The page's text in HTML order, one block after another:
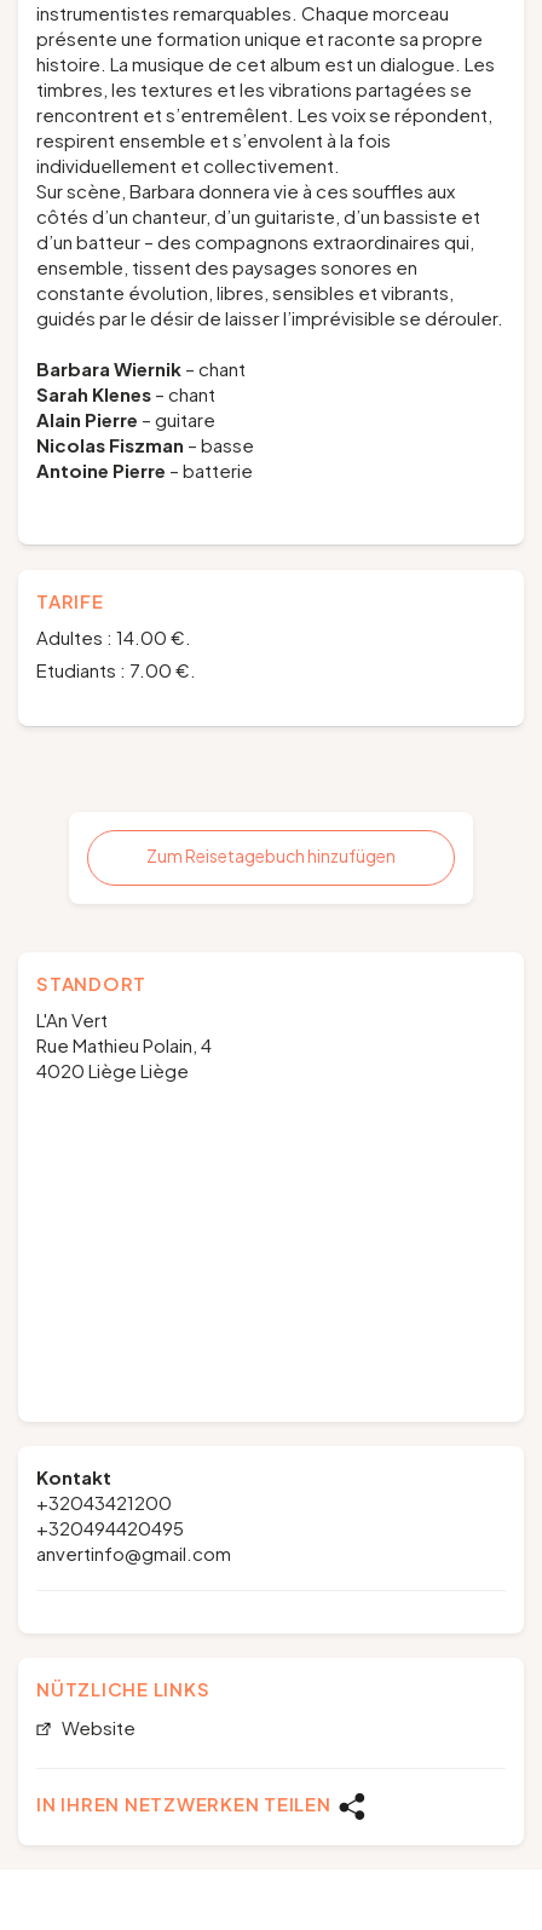
instrumentistes remarquables. Chaque morceau
présente une formation unique et raconte sa propre
histoire. La musique de cet album est un dialogue. Les
timbres, les textures et les vibrations partagées se
rencontrent et s’entremêlent. Les voix se répondent,
respirent ensemble et s’envolent à la fois
individuellement et collectivement.
Sur scène, Barbara donnera vie à ces souffles aux
côtés d’un chanteur, d’un guitariste, d’un bassiste et
d’un batteur – des compagnons extraordinaires qui,
ensemble, tissent des paysages sonores en
constante évolution, libres, sensibles et vibrants,
guidés par le désir de laisser l’imprévisible se dérouler.
Barbara Wiernik – chant
Sarah Klenes – chant
Alain Pierre – guitare
Nicolas Fiszman – basse
Antoine Pierre – batterie
TARIFE
Adultes : 14.00 €.
Etudiants : 7.00 €.
Zum Reisetagebuch hinzufügen
STANDORT
L'An Vert
Rue Mathieu Polain, 4
4020 Liège Liège
Kontakt
+32043421200
+320494420495
anvertinfo@gmail.com
NÜTZLICHE LINKS
Website
IN IHREN NETZWERKEN TEILEN